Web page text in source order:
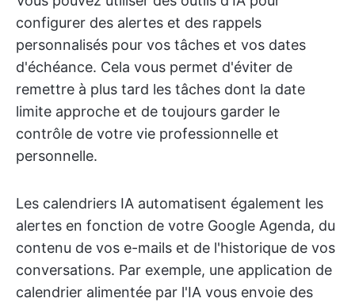
configurer des alertes et des rappels
personnalisés pour vos tâches et vos dates
d'échéance. Cela vous permet d'éviter de
remettre à plus tard les tâches dont la date
limite approche et de toujours garder le
contrôle de votre vie professionnelle et
personnelle.
Les calendriers IA automatisent également les
alertes en fonction de votre Google Agenda, du
contenu de vos e-mails et de l'historique de vos
conversations. Par exemple, une application de
calendrier alimentée par l'IA vous envoie des